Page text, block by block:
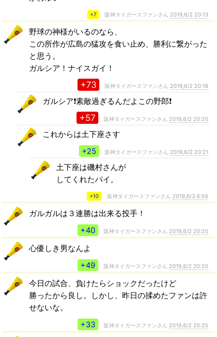
+7 阪神タイガースファンさん 2019,6/2 20:13
野球の神様がいるのなら、
この所作が広島の猛攻を食い止め、勝利に繋がった
と思う。
ガルシア！ナイスガイ！
+73 阪神タイガースファンさん 2019,6/2 20:18
ガルシア❗️素敵過ぎるんだよこの野郎❗️
+57 阪神タイガースファンさん 2019,6/2 20:20
これからは土下座さす
+25
阪神タイガースファンさん 2019,6/2 20:21
土下座は磯村さんが
してくれたバイ。
+10 阪神タイガースファンさん 2019,6/3 6:56
ガルガルは３連勝は出来る投手！
+40
阪神タイガースファンさん 2019,6/2 20:20
心優しき男なんよ
+49
阪神タイガースファンさん 2019,6/2 20:20
今日の試合、負けたらショックだったけど
勝ったから良し。しかし、昨日の揉めたファンは許
せないな。
+33
阪神タイガースファンさん 2019,6/2 20:25